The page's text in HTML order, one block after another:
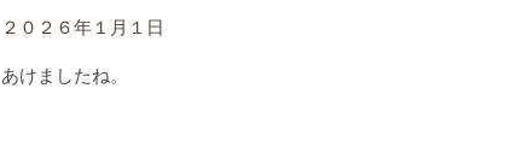
２０２６年１月１日
あけましたね。